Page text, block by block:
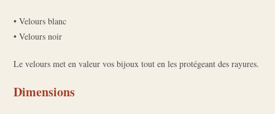
• Velours blanc
• Velours noir
Le velours met en valeur vos bijoux tout en les protégeant des rayures.
Dimensions